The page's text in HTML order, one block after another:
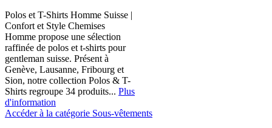
Polos et T-Shirts Homme Suisse |
Confort et Style Chemises
Homme propose une sélection
raffinée de polos et t-shirts pour
gentleman suisse. Présent à
Genève, Lausanne, Fribourg et
Sion, notre collection Polos & T-
Shirts regroupe 34 produits... Plus
d'information
Accéder à la catégorie Sous-vêtements